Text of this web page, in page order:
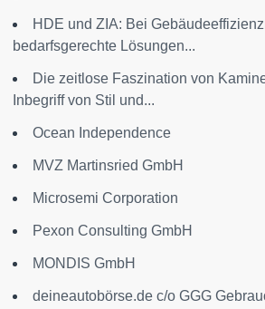
HDE und ZIA: Bei
bedarfsgerechte Lösungen...
Die zeitlose Faszination von
Inbegriff von Stil und...
Ocean Independence
MVZ Martinsried GmbH
Microsemi Corporation
Pexon Consulting GmbH
MONDIS GmbH
deineautobörse.de c/o GGG